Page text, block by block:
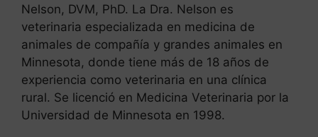
Nelson, DVM, PhD. La Dra. Nelson es
veterinaria especializada en medicina de
animales de compañía y grandes animales en
Minnesota, donde tiene más de 18 años de
experiencia como veterinaria en una clínica
rural. Se licenció en Medicina Veterinaria por la
Universidad de Minnesota en 1998.